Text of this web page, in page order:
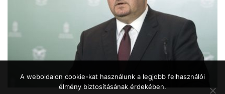
A weboldalon cookie-kat használunk a legjobb felhasználói
élmény biztosításának érdekében.